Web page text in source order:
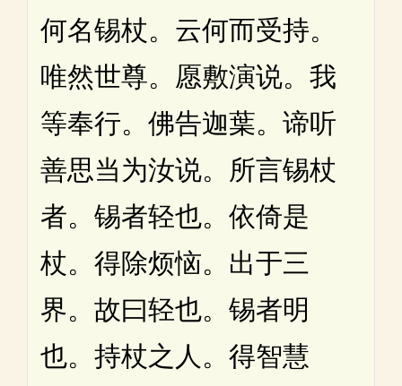
何名锡杖。云何而受持。
唯然世尊。愿敷演说。我
等奉行。佛告迦葉。谛听
善思当为汝说。所言锡杖
者。锡者轻也。依倚是
杖。得除烦恼。出于三
界。故曰轻也。锡者明
也。持杖之人。得智慧